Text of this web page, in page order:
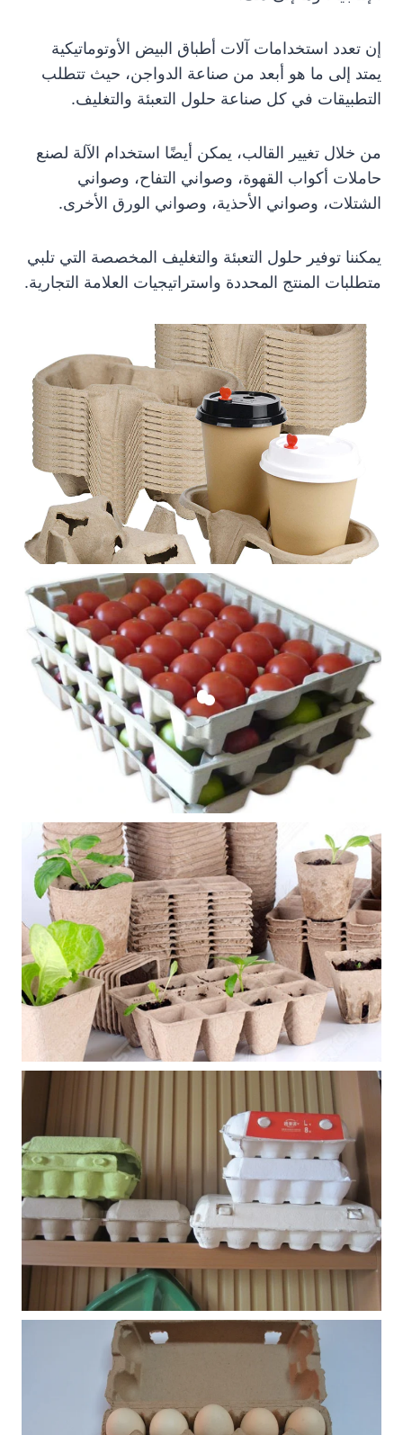
إن تعدد استخدامات آلات أطباق البيض الأوتوماتيكية
يمتد إلى ما هو أبعد من صناعة الدواجن، حيث تتطلب
التطبيقات في كل صناعة حلول التعبئة والتغليف.
من خلال تغيير القالب، يمكن أيضًا استخدام الآلة لصنع
حاملات أكواب القهوة، وصواني التفاح، وصواني
الشتلات، وصواني الأحذية، وصواني الورق الأخرى.
يمكننا توفير حلول التعبئة والتغليف المخصصة التي تلبي
متطلبات المنتج المحددة واستراتيجيات العلامة التجارية.